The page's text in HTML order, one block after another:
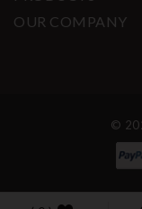
OUR COMPANY
©